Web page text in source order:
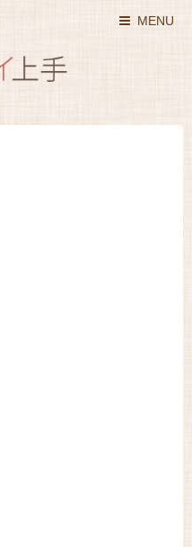
MENU